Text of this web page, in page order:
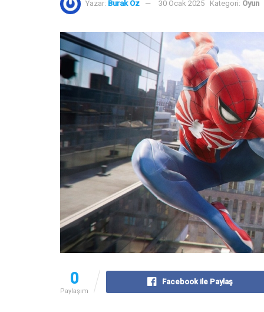
Yazar: Burak Öz 30 Ocak 2025 Kategori: Oyun
0
Paylaşım
Facebook ile Paylaş